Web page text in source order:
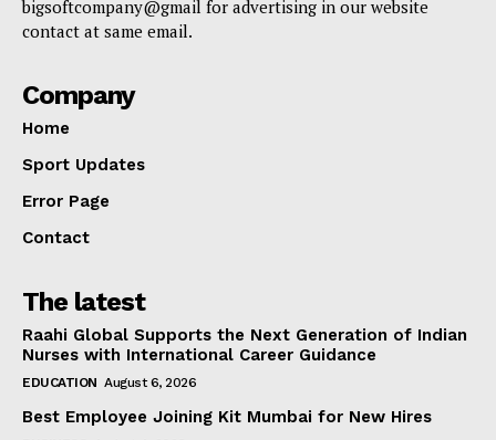
bigsoftcompany@gmail for advertising in our website
contact at same email.
Company
Home
Sport Updates
Error Page
Contact
The latest
Raahi Global Supports the Next Generation of Indian
Nurses with International Career Guidance
EDUCATION August 6, 2026
Best Employee Joining Kit Mumbai for New Hires